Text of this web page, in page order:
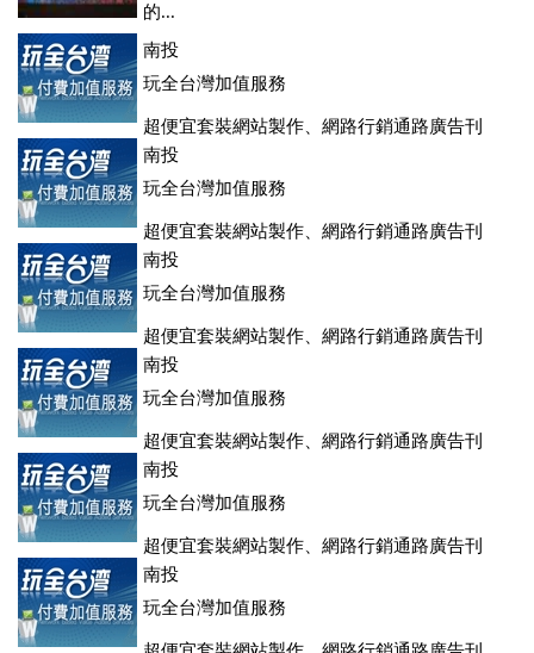
的...
南投
玩全台灣加值服務
超便宜套裝網站製作、網路行銷通路廣告刊
登、訂房系統、客房委託旅行社銷售，全面優惠中....
南投
玩全台灣加值服務
超便宜套裝網站製作、網路行銷通路廣告刊
登、訂房系統、客房委託旅行社銷售，全面優惠中....
南投
玩全台灣加值服務
超便宜套裝網站製作、網路行銷通路廣告刊
登、訂房系統、客房委託旅行社銷售，全面優惠中....
南投
玩全台灣加值服務
超便宜套裝網站製作、網路行銷通路廣告刊
登、訂房系統、客房委託旅行社銷售，全面優惠中....
南投
玩全台灣加值服務
超便宜套裝網站製作、網路行銷通路廣告刊
登、訂房系統、客房委託旅行社銷售，全面優惠中....
南投
玩全台灣加值服務